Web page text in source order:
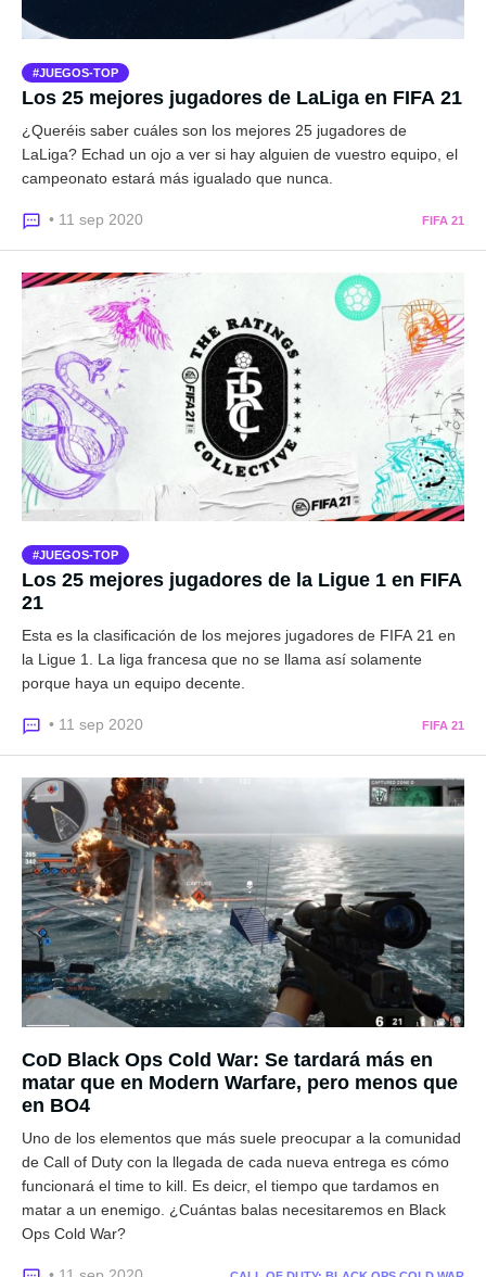
JUEGOS-TOP
Los 25 mejores jugadores de LaLiga en FIFA 21
¿Queréis saber cuáles son los mejores 25 jugadores de
LaLiga? Echad un ojo a ver si hay alguien de vuestro equipo, el
campeonato estará más igualado que nunca.
• 11 sep 2020 FIFA 21
JUEGOS-TOP
Los 25 mejores jugadores de la Ligue 1 en FIFA
21
Esta es la clasificación de los mejores jugadores de FIFA 21 en
la Ligue 1. La liga francesa que no se llama así solamente
porque haya un equipo decente.
• 11 sep 2020 FIFA 21
CoD Black Ops Cold War: Se tardará más en
matar que en Modern Warfare, pero menos que
en BO4
Uno de los elementos que más suele preocupar a la comunidad
de Call of Duty con la llegada de cada nueva entrega es cómo
funcionará el time to kill. Es deicr, el tiempo que tardamos en
matar a un enemigo. ¿Cuántas balas necesitaremos en Black
Ops Cold War?